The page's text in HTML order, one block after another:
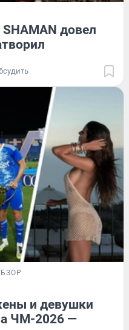
довел
и девушки
ЧМ-2026 —